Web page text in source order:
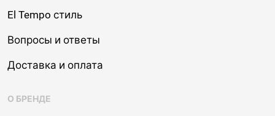
El Tempo стиль
Вопросы и ответы
Доставка и оплата
О БРЕНДЕ